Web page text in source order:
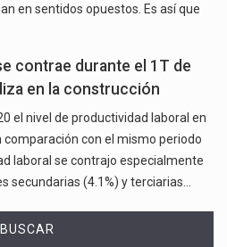
en sentidos opuestos. Es así que
contrae durante el 1T de
en la construcción
el nivel de productividad laboral en
comparación con el mismo periodo
laboral se contrajo especialmente
secundarias (4.1%) y terciarias…
BUSCAR